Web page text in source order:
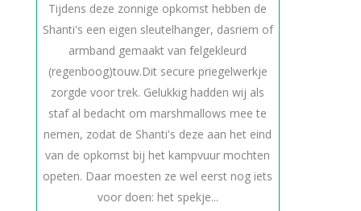
Tijdens deze zonnige opkomst hebben de
Shanti's een eigen sleutelhanger, dasriem of
armband gemaakt van felgekleurd
(regenboog)touw.Dit secure priegelwerkje
zorgde voor trek. Gelukkig hadden wij als
staf al bedacht om marshmallows mee te
nemen, zodat de Shanti's deze aan het eind
van de opkomst bij het kampvuur mochten
opeten. Daar moesten ze wel eerst nog iets
voor doen: het spekje...